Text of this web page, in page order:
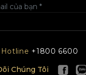
Hotline +1800 6600
Chúng Tôi